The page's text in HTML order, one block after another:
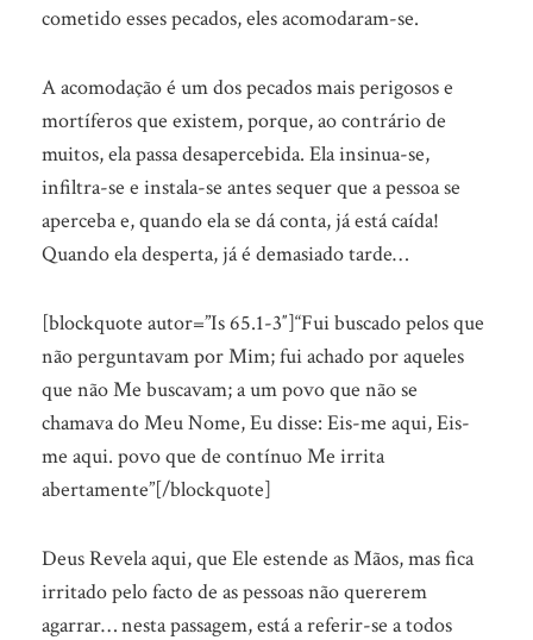
cometido esses pecados, eles acomodaram-se.
A acomodação é um dos pecados mais perigosos e
mortíferos que existem, porque, ao contrário de
muitos, ela passa desapercebida. Ela insinua-se,
infiltra-se e instala-se antes sequer que a pessoa se
aperceba e, quando ela se dá conta, já está caída!
Quando ela desperta, já é demasiado tarde…
[blockquote autor=”Is 65.1-3″]“Fui buscado pelos que
não perguntavam por Mim; fui achado por aqueles
que não Me buscavam; a um povo que não se
chamava do Meu Nome, Eu disse: Eis-me aqui, Eis-
me aqui. povo que de contínuo Me irrita
abertamente”[/blockquote]
Deus Revela aqui, que Ele estende as Mãos, mas fica
irritado pelo facto de as pessoas não quererem
agarrar… nesta passagem, está a referir-se a todos